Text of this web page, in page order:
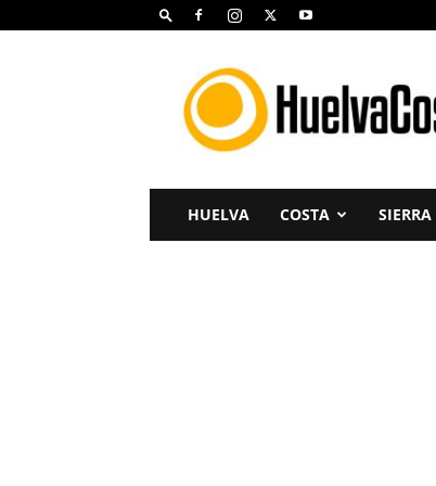
Huelva
Costa
HUELVA COSTA SIERRA